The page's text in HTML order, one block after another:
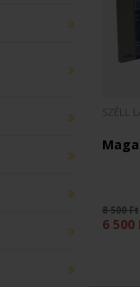
8 500 Ft
6 500